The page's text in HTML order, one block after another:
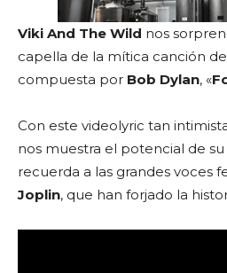
Viki And The Wild nos
capella de la mítica canción
compuesta por Bob Dylan, «
Con este videolyric tan
nos muestra el potencial de su
recuerda a las grandes voces
Joplin, que han forjado la